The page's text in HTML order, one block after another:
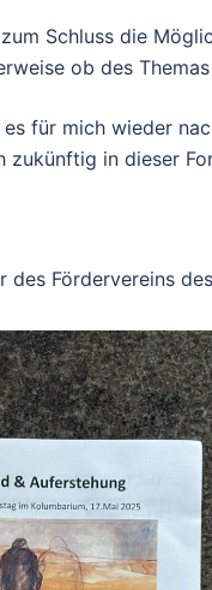
Schluss die Mög
ob des Themas
für mich wieder
zukünftig in dieser
des Fördervereins des